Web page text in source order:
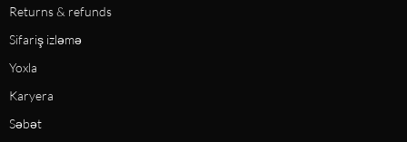
Returns & refunds
Sifariş izləmə
Yoxla
Karyera
Səbət